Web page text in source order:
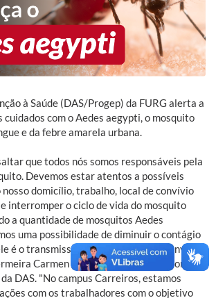
à Saúde (DAS/Progep) da FURG alerta a
cuidados com o Aedes aegypti, o mosquito
e da febre amarela urbana.
que todos nós somos responsáveis pela
Devemos estar atentos a possíveis
domicílio, trabalho, local de convívio
interromper o ciclo de vida do mosquito
a quantidade de mosquitos Aedes
uma possibilidade de diminuir o contágio
é o transmissor de dengue, chikungunya e
Carmen Dominguez, coordenadora de
DAS. "No campus Carreiros, estamos
com os trabalhadores com o objetivo